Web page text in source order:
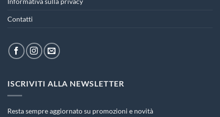
Contatti
ISCRIVITI ALLA NEWSLETTER
Resta sempre aggiornato su promozioni e novità